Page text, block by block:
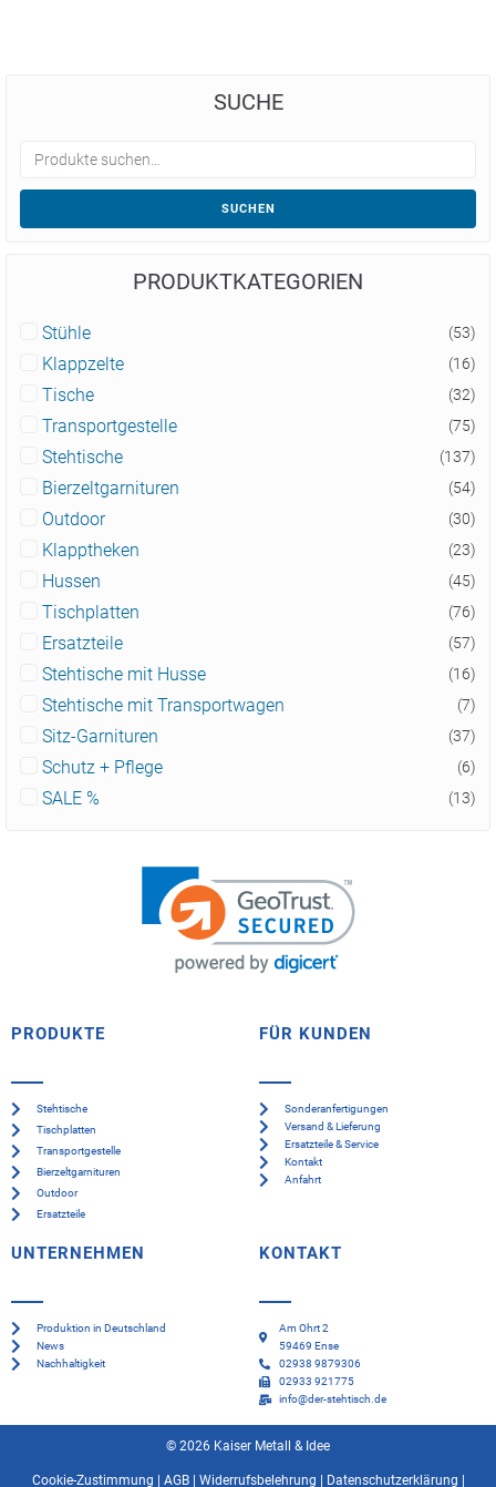
SUCHE
SUCHEN
PRODUKTKATEGORIEN
Stühle (53)
Klappzelte (16)
Tische (32)
Transportgestelle (75)
Stehtische (137)
Bierzeltgarnituren (54)
Outdoor (30)
Klapptheken (23)
Hussen (45)
Tischplatten (76)
Ersatzteile (57)
Stehtische mit Husse (16)
Stehtische mit Transportwagen (7)
Sitz-Garnituren (37)
Schutz + Pflege (6)
SALE % (13)
PRODUKTE
Stehtische
Tischplatten
Transportgestelle
Bierzeltgarnituren
Outdoor
Ersatzteile
FÜR KUNDEN
Sonderanfertigungen
Versand & Lieferung
Ersatzteile & Service
Kontakt
Anfahrt
UNTERNEHMEN
Produktion in Deutschland
News
Nachhaltigkeit
KONTAKT
Am Ohrt 2
59469 Ense
02938 9879306
02933 921775
info@der-stehtisch.de
© 2026 Kaiser Metall & Idee
Cookie-Zustimmung AGB| Widerrufsbelehrung Datenschutzerklärung